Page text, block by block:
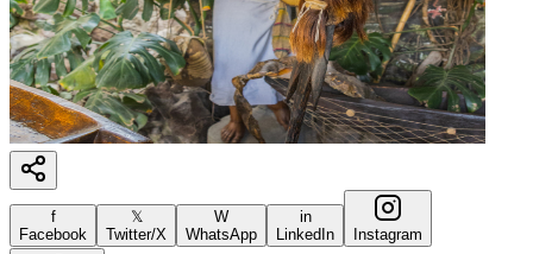
f
Facebook
𝕏
Twitter/X
W
WhatsApp
in
LinkedIn
Instagram